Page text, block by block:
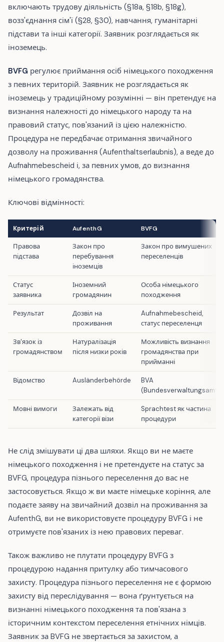
включають трудову діяльність (§18a, §18b, §18g),
возз'єднання сім'ї (§28, §30), навчання, гуманітарні
підстави та інші категорії. Заявник розглядається як
іноземець.
BVFG регулює приймання осіб німецького походження
з певних територій. Заявник не розглядається як
іноземець у традиційному розумінні — він претендує на
визнання належності до німецького народу та на
правовий статус, пов'язаний із цією належністю.
Процедура не передбачає отримання звичайного
дозволу на проживання (Aufenthaltserlaubnis), а веде до
Aufnahmebescheid і, за певних умов, до визнання
німецького громадянства.
Ключові відмінності:
Критерій AufenthG BVFG
Правова
підстава
Закон про
перебування
іноземців
Закон про вимушених
переселенців
Статус
заявника
Іноземний
громадянин
Особа німецького
походження
Результат
Дозвіл на
проживання
Aufnahmebescheid,
статус переселенця
Зв'язок із
громадянством
Натуралізація
після низки років
Можливість визнання
громадянства при
прийманні
Відомство Ausländerbehörde
BVA
(Bundesverwaltungsamt)
Мовні вимоги
Залежать від
категорії візи
Sprachtest як частина
процедури
Не слід змішувати ці два шляхи. Якщо ви не маєте
німецького походження і не претендуєте на статус за
BVFG, процедура пізнього переселення до вас не
застосовується. Якщо ж ви маєте німецьке коріння, але
подаєте заяву на звичайний дозвіл на проживання за
AufenthG, ви не використовуєте процедуру BVFG і не
отримуєте пов'язаних із нею правових переваг.
Також важливо не плутати процедуру BVFG з
процедурою надання притулку або тимчасового
захисту. Процедура пізнього переселення не є формою
захисту від переслідування — вона ґрунтується на
визнанні німецького походження та пов'язана з
історичним контекстом переселення етнічних німців.
Заявник за BVFG не звертається за захистом, а